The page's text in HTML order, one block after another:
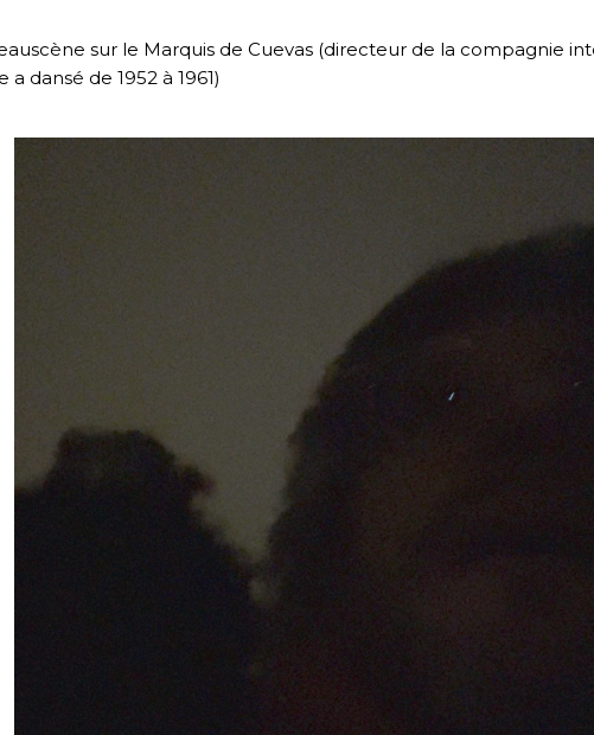
sur le Marquis de Cuevas (directeur de la compagnie
dansé de 1952 à 1961)